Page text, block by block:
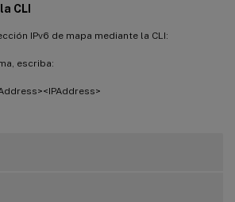
CLI
IPv6 de mapa mediante la CLI:
escriba: